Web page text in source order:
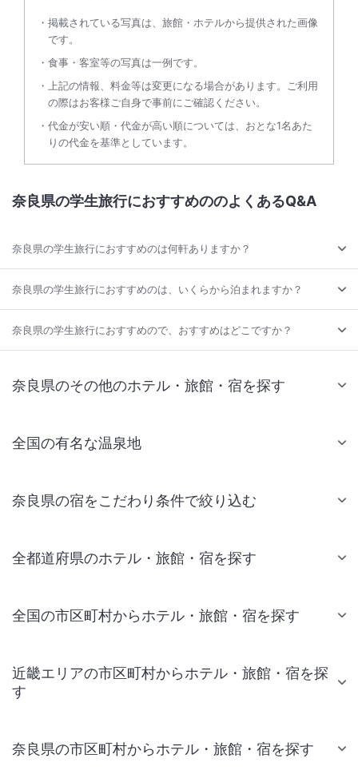
掲載されている写真は、旅館・ホテルから提供された画像
です。
食事・客室等の写真は一例です。
上記の情報、料金等は変更になる場合があります。ご利用
の際はお客様ご自身で事前にご確認ください。
代金が安い順・代金が高い順については、おとな1名あた
りの代金を基準としています。
奈良県の学生旅行におすすめののよくあるQ&A
奈良県の学生旅行におすすめのは何軒ありますか？
奈良県の学生旅行におすすめのは、いくらから泊まれますか？
奈良県の学生旅行におすすめので、おすすめはどこですか？
奈良県のその他のホテル・旅館・宿を探す
全国の有名な温泉地
奈良県の宿をこだわり条件で絞り込む
全都道府県のホテル・旅館・宿を探す
全国の市区町村からホテル・旅館・宿を探す
近畿エリアの市区町村からホテル・旅館・宿を探
す
奈良県の市区町村からホテル・旅館・宿を探す